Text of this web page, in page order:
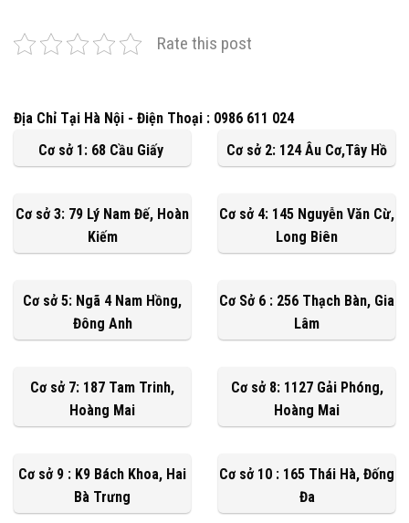
Rate this post
Địa Chỉ Tại Hà Nội - Điện Thoại : 0986 611 024
Cơ sở 1: 68 Cầu Giấy
Cơ sở 2: 124 Âu Cơ,Tây Hồ
Cơ sở 3: 79 Lý Nam Đế, Hoàn
Kiếm
Cơ sở 4: 145 Nguyễn Văn Cừ,
Long Biên
Cơ sở 5: Ngã 4 Nam Hồng,
Đông Anh
Cơ Sở 6 : 256 Thạch Bàn, Gia
Lâm
Cơ sở 7: 187 Tam Trinh,
Hoàng Mai
Cơ sở 8: 1127 Gải Phóng,
Hoàng Mai
Cơ sở 9 : K9 Bách Khoa, Hai
Bà Trưng
Cơ sở 10 : 165 Thái Hà, Đống
Đa